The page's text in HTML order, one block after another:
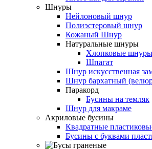
Шнуры
Нейлоновый шнур
Полиэстеровый шнур
Кожаный Шнур
Натуральные шнуры
Хлопковые шнуры
Шпагат
Шнур искусственная
Шнур бархатный
Паракорд
Бусины на темляк
Шнур для макраме
Акриловые бусины
Квадратные
Бусины с буквами